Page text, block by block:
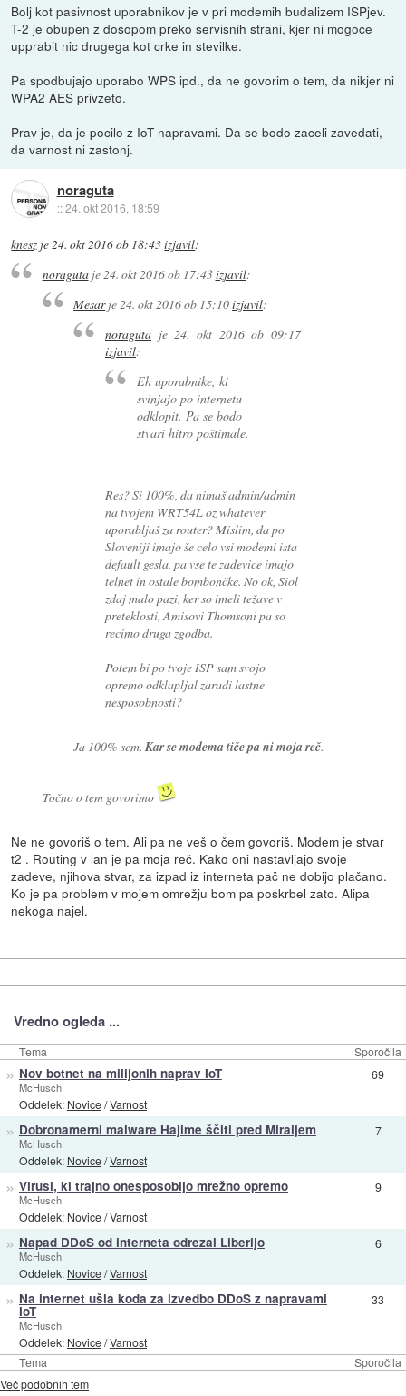
Bolj kot pasivnost uporabnikov je v pri modemih budalizem ISPjev.
T-2 je obupen z dosopom preko servisnih strani, kjer ni mogoce
upprabit nic drugega kot crke in stevilke.
Pa spodbujajo uporabo WPS ipd., da ne govorim o tem, da nikjer ni
WPA2 AES privzeto.
Prav je, da je pocilo z IoT napravami. Da se bodo zaceli zavedati,
da varnost ni zastonj.
noraguta
::24. okt 2016, 18:59
knesz je24. okt 2016 ob 18:43izjavil:
noragutaje24. okt 2016 ob 17:43izjavil:
Mesarje24. okt 2016 ob 15:10izjavil:
noragutaje24. okt 2016 ob 09:17
izjavil:
Eh uporabnike, ki
svinjajo po internetu
odklopit. Pa se bodo
stvari hitro poštimale.
Res? Si 100%, da nimaš admin/admin
na tvojem WRT54L oz whatever
uporabljaš za router? Mislim, da po
Sloveniji imajo še celo vsi modemi ista
default gesla, pa vse te zadevice imajo
telnet in ostale bombončke. No ok, Siol
zdaj malo pazi, ker so imeli težave v
preteklosti, Amisovi Thomsoni pa so
recimo druga zgodba.
Potem bi po tvoje ISP sam svojo
opremo odklapljal zaradi lastne
nesposobnosti?
Ja 100% sem.Kar se modema tiče pa ni moja reč.
Točno o tem govorimo
Ne ne govoriš o tem. Ali pa ne veš o čem govoriš. Modem je stvar
t2 . Routing v lan je pa moja reč. Kako oni nastavljajo svoje
zadeve, njihova stvar, za izpad iz interneta pač ne dobijo plačano.
Ko je pa problem v mojem omrežju bom pa poskrbel zato. Alipa
nekoga najel.
Vredno ogleda ...
Tema Sporočila
Tema Sporočila
» Nov botnet na milijonih naprav IoT
McHusch
Oddelek: Novice/Varnost
69
» Dobronamerni malware Hajime ščiti pred Miraijem
McHusch
Oddelek: Novice/Varnost
7
» Virusi, ki trajno onesposobijo mrežno opremo
McHusch
Oddelek: Novice/Varnost
9
» Napad DDoS od interneta odrezal Liberijo
McHusch
Oddelek: Novice/Varnost
6
» Na internet ušla koda za izvedbo DDoS z napravami
IoT
McHusch
Oddelek: Novice/Varnost
33
Več podobnih tem